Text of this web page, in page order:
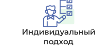
Индивидуальный
подход